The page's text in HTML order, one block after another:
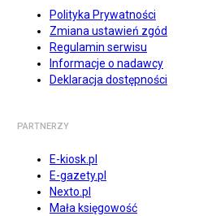
Polityka Prywatności
Zmiana ustawień zgód
Regulamin serwisu
Informacje o nadawcy
Deklaracja dostępności
PARTNERZY
E-kiosk.pl
E-gazety.pl
Nexto.pl
Mała księgowość